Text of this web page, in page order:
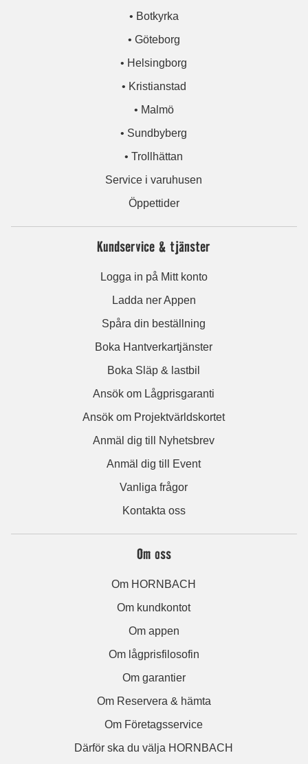
• Botkyrka
• Göteborg
• Helsingborg
• Kristianstad
• Malmö
• Sundbyberg
• Trollhättan
Service i varuhusen
Öppettider
Kundservice & tjänster
Logga in på Mitt konto
Ladda ner Appen
Spåra din beställning
Boka Hantverkartjänster
Boka Släp & lastbil
Ansök om Lågprisgaranti
Ansök om Projektvärldskortet
Anmäl dig till Nyhetsbrev
Anmäl dig till Event
Vanliga frågor
Kontakta oss
Om oss
Om HORNBACH
Om kundkontot
Om appen
Om lågprisfilosofin
Om garantier
Om Reservera & hämta
Om Företagsservice
Därför ska du välja HORNBACH